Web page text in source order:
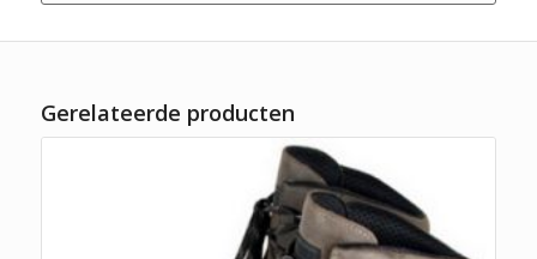
Gerelateerde producten